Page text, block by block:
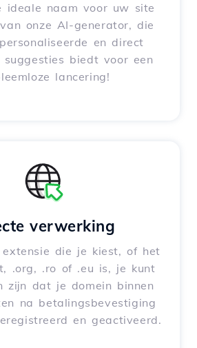
ideale naam voor uw site
onze AI-generator, die
en direct
suggesties biedt voor een
lancering!
verwerking
extensie die je kiest, of het
.org, .ro of .eu is, je kunt
zijn dat je domein binnen
na betalingsbevestiging
en geactiveerd.